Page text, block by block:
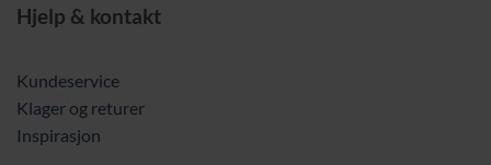
Hjelp & kontakt
Kundeservice
Klager og returer
Inspirasjon